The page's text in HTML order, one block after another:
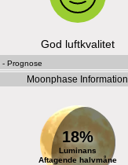
God luftkvalitet
- Prognose
Moonphase Information
18%
Luminans
Aftagende halvmåne